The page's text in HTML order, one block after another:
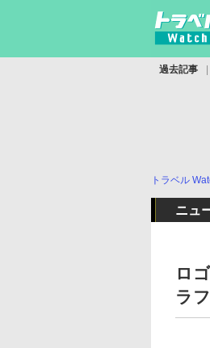
過去記事
トラベル
ニュ
ロ
ラ